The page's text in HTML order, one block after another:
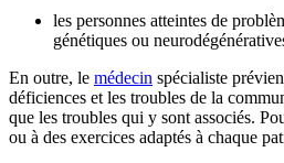
les personnes atteintes de
génétiques ou
En outre, le médecin spécialiste
déficiences et les troubles de la
que les troubles qui y sont associés.
ou à des exercices adaptés à chaque